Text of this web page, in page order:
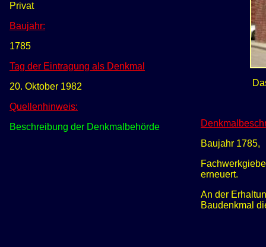
Privat
Baujahr:
1785
Tag der Eintragung als Denkmal
20. Oktober 1982
Quellenhinweis:
Beschreibung der Denkmalbehörde
Baujahr 1785,
erneuert.
An der
Baudenkmal